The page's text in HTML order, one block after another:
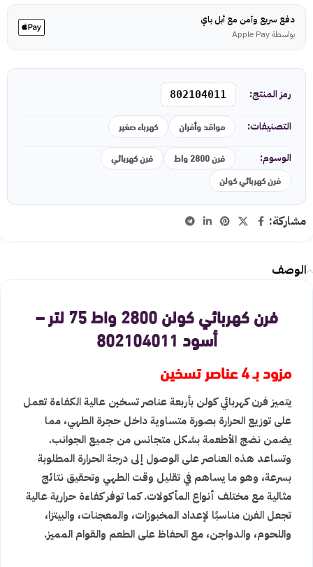
دفع سريع وآمن مع أبل باي
بواسطة Apple Pay
رمز المنتج: 802104011
التصنيفات: مواقد وأفران كهرباء صغير
الوسوم: فرن 2800 واط
فرن كهربائي
فرن كهربائي كولن
مشاركة:
الوصف
فرن كهربائي كولن 2800 واط 75 لتر –
أسود 802104011
مزود بـ 4 عناصر تسخين
يتميز فرن كهربائي كولن بأربعة عناصر تسخين عالية الكفاءة تعمل
على توزيع الحرارة بصورة متساوية داخل حجرة الطهي، مما
يضمن نضج الأطعمة بشكل متجانس من جميع الجوانب.
وتساعد هذه العناصر على الوصول إلى درجة الحرارة المطلوبة
بسرعة، وهو ما يساهم في تقليل وقت الطهي وتحقيق نتائج
مثالية مع مختلف أنواع المأكولات. كما توفر كفاءة حرارية عالية
تجعل الفرن مناسبًا لإعداد المخبوزات، والمعجنات، والبيتزا،
واللحوم، والدواجن، مع الحفاظ على الطعم والقوام المميز.